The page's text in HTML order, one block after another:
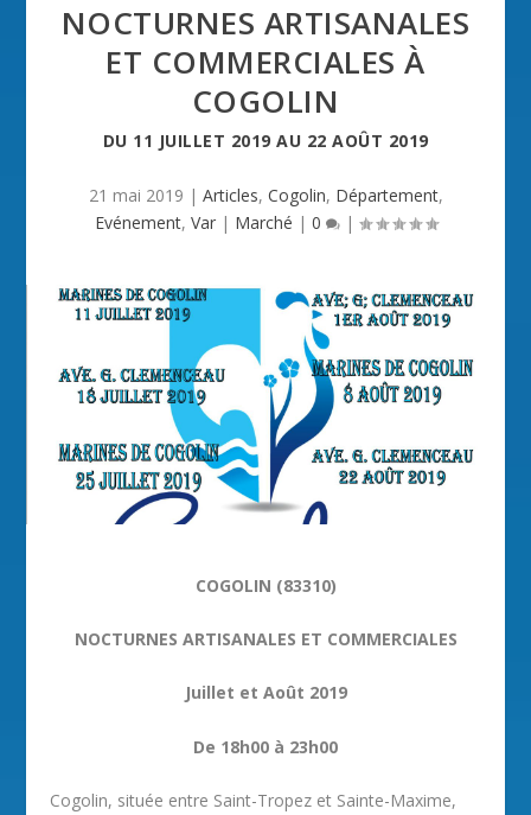
NOCTURNES ARTISANALES
ET COMMERCIALES À
COGOLIN
DU 11 JUILLET 2019 AU 22 AOÛT 2019
21 mai 2019 | Articles, Cogolin, Département,
Evénement, Var| Marché | 0 |
COGOLIN (83310)
NOCTURNES ARTISANALES ET COMMERCIALES
Juillet et Août 2019
De 18h00 à 23h00
Cogolin, située entre Saint-Tropez et Sainte-Maxime,